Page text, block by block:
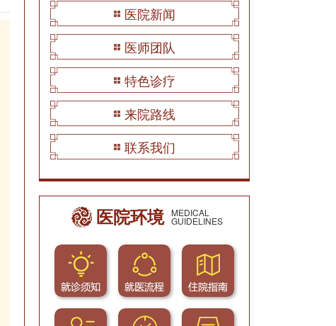
医院新闻
医师团队
特色诊疗
来院路线
联系我们
医院环境 MEDICAL
GUIDELINES